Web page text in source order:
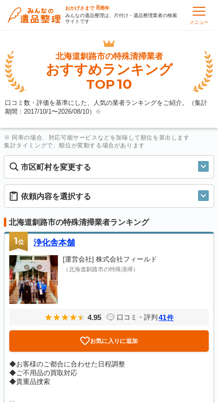
おかげさまで 8周年
みんなの遺品整理は、片付け・遺品整理業者の検索
サイトです
メニュー
北海道釧路市の特殊清掃業者
おすすめランキング
TOP10
口コミ数・評価を基準にした、人気の業者ランキングをご紹介。（集計
期間：2017/10/1〜2026/08/10） ※
※ 同率の場合、対応可能サービスなどを加味して順位を算出します
集計タイミングで、順位が変動する場合があります
市区町村を変更する
依頼内容を選択する
北海道釧路市の特殊清掃業者ランキング
1位 浄化舎本舗
[運営会社] 株式会社フィールド
（北海道釧路市の特殊清掃）
4.95 口コミ・評判 41件
お気に入りに追加
◆お客様のご都合に合わせた日程調整
◆ご不用品の買取対応
◆貴重品捜索